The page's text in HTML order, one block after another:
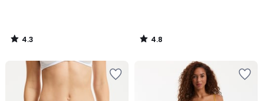
4.3
/
4.8
/